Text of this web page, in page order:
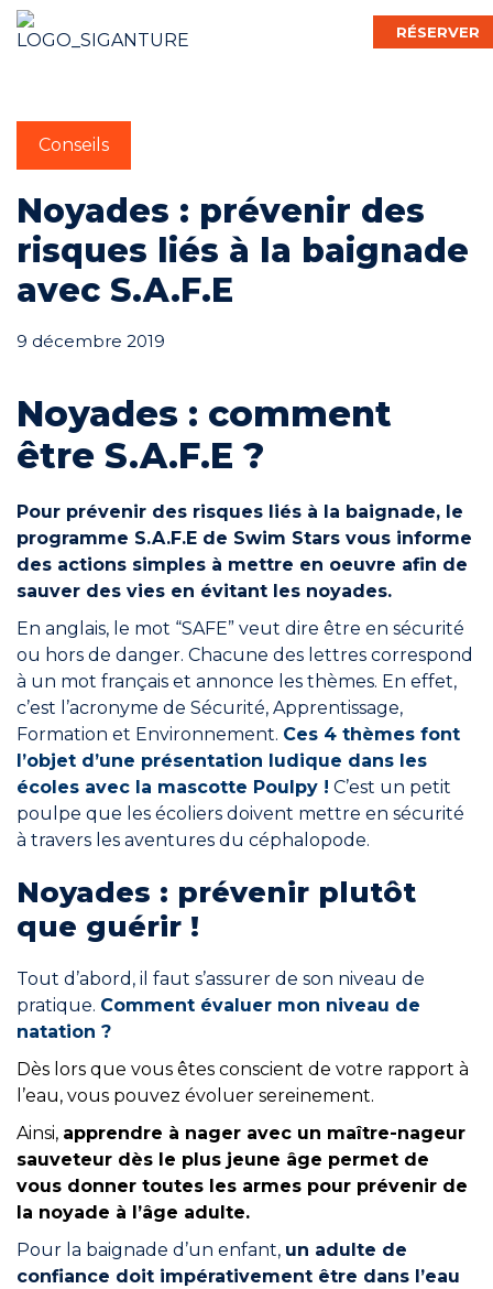
RÉSERVER
Français
Bébé Nageur
Engagements
RÉSERVER
Mon compte
Rejoindre le réseau
Shop
Conseils
Noyades : prévenir des
risques liés à la baignade
avec S.A.F.E
9 décembre 2019
Noyades : comment
être S.A.F.E ?
Pour prévenir des risques liés à la baignade, le
programme S.A.F.E de Swim Stars vous informe
des actions simples à mettre en oeuvre afin de
sauver des vies en évitant les noyades.
En anglais, le mot “SAFE” veut dire être en sécurité
ou hors de danger. Chacune des lettres correspond
à un mot français et annonce les thèmes. En effet,
c’est l’acronyme de Sécurité, Apprentissage,
Formation et Environnement. Ces 4 thèmes font
l’objet d’une présentation ludique dans les
écoles avec la mascotte Poulpy ! C’est un petit
poulpe que les écoliers doivent mettre en sécurité
à travers les aventures du céphalopode.
Noyades : prévenir plutôt
que guérir !
Tout d’abord, il faut s’assurer de son niveau de
pratique. Comment évaluer mon niveau de
natation ?
Dès lors que vous êtes conscient de votre rapport à
l’eau, vous pouvez évoluer sereinement.
Ainsi, apprendre à nager avec un maître-nageur
sauveteur dès le plus jeune âge permet de
vous donner toutes les armes pour prévenir de
la noyade à l’âge adulte.
Pour la baignade d’un enfant, un adulte de
confiance doit impérativement être dans l’eau